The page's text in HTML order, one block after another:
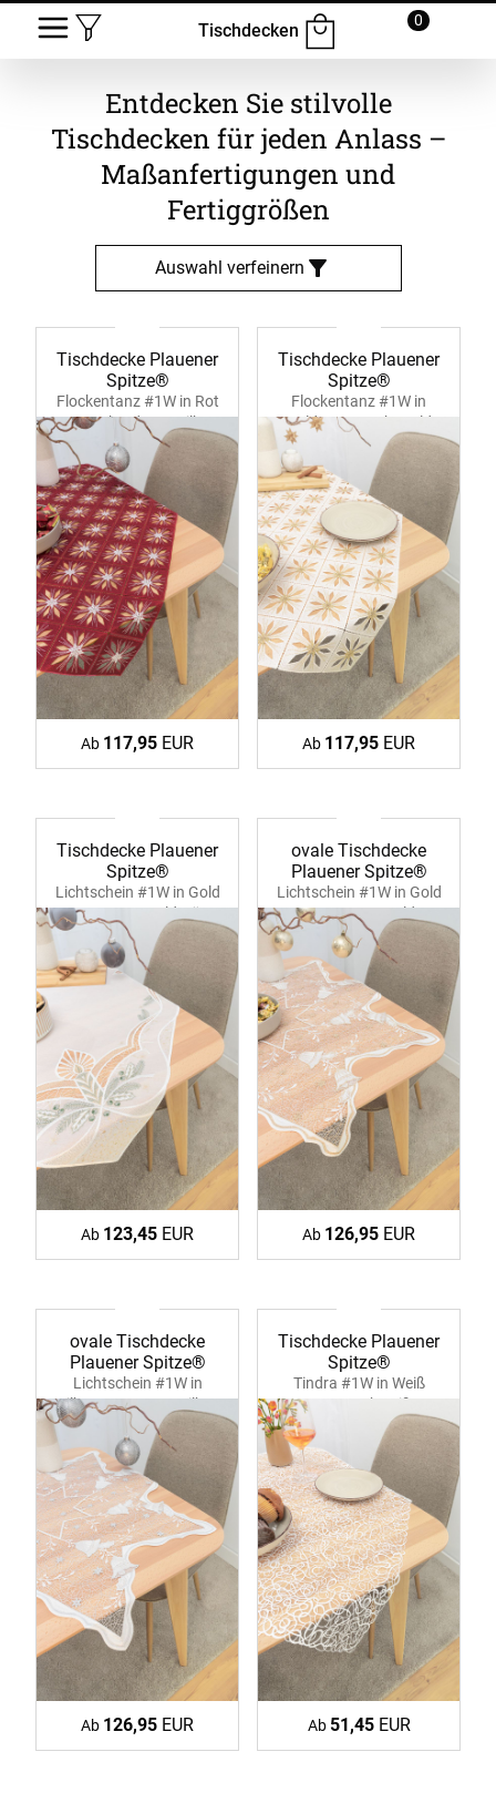
Tischdecken
0
Entdecken Sie stilvolle
Tischdecken für jeden Anlass –
Maßanfertigungen und
Fertiggrößen
Auswahl verfeinern
Tischdecke Plauener
Spitze®
Flockentanz #1W in Rot
39356 bordeaux-silber
Ab 117,95 EUR
Tischdecke Plauener
Spitze®
Flockentanz #1W in
Gold 39356 sekt-gold
Ab 117,95 EUR
Tischdecke Plauener
Spitze®
Lichtschein #1W in Gold
39360 ecru-goldgrün
Ab 123,45 EUR
ovale Tischdecke
Plauener Spitze®
Lichtschein #1W in Gold
39355 ecru-gold
Ab 126,95 EUR
ovale Tischdecke
Plauener Spitze®
Lichtschein #1W in
Silber 39355 ecru-silber
Ab 126,95 EUR
Tischdecke Plauener
Spitze®
Tindra #1W in Weiß
39354 rohweiß
Ab 51,45EUR